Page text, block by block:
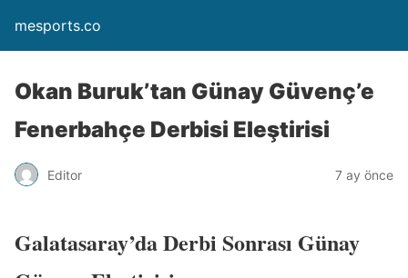
mesports.co
Okan Buruk’tan Günay Güvenç’e
Fenerbahçe Derbisi Eleştirisi
Editor 7 ay önce
Galatasaray’da Derbi Sonrası Günay